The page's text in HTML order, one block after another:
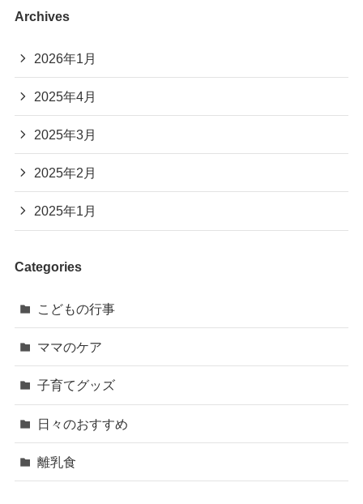
Archives
2026年1月
2025年4月
2025年3月
2025年2月
2025年1月
Categories
こどもの行事
ママのケア
子育てグッズ
日々のおすすめ
離乳食